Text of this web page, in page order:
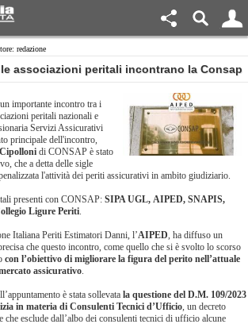
redazione
associazioni peritali incontrano la Consap
importante incontro tra i
peritali nazionali e
Servizi Assicurativi
principale dell'incontro,
di CONSAP è stato
che a detta delle sigle
l'attività dei periti assicurativi in ambito giudiziario.
presenti con CONSAP: SIPA UGL, AIPED, SNAPIS,
Ligure Periti.
Italiana Periti Estimatori Danni, l’AIPED, ha diffuso un
che questo incontro, come quello che si è svolto lo scorso
con l’obiettivo di migliorare la figura del perito nell’attuale
assicurativo.
è stata sollevata la questione del D.M. 109/2023
in materia di Consulenti Tecnici d’Ufficio, un decreto
che esclude dall’albo dei consulenti tecnici di ufficio alcune